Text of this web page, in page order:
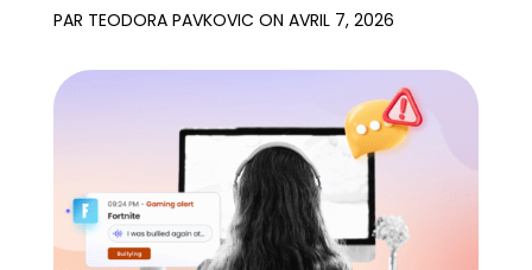
PAR TEODORA PAVKOVIC ON AVRIL 7, 2026